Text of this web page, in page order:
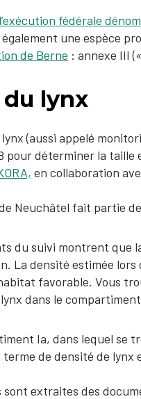
fédérale
une espèce
de Be​rne : annexe III
lynx
(aussi appelé
pour déterminer la
en collaboration
Neuchâtel fait partie
du suivi montrent que
La densité estimée lors
favorable. Vous
dans le
Ia, dans lequel se
de densité de lynx
sont extraites des